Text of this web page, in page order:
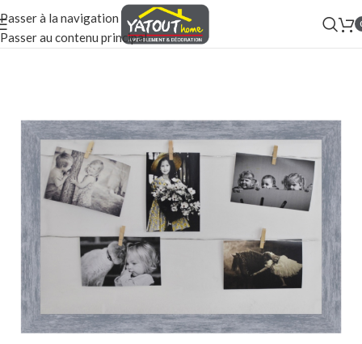
Passer à la navigation
Passer au contenu principal